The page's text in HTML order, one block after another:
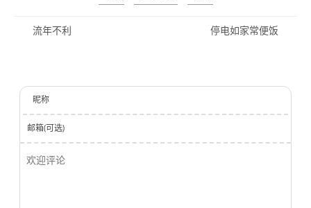
流年不利 停电如家常便饭
昵称
邮箱(可选)